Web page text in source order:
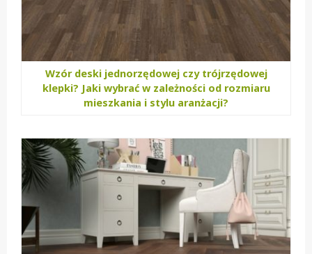
Wzór deski jednorzędowej czy trójrzędowej
klepki? Jaki wybrać w zależności od rozmiaru
mieszkania i stylu aranżacji?